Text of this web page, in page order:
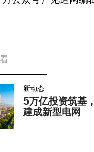
新动态
5万亿投资筑基
建成新型电网